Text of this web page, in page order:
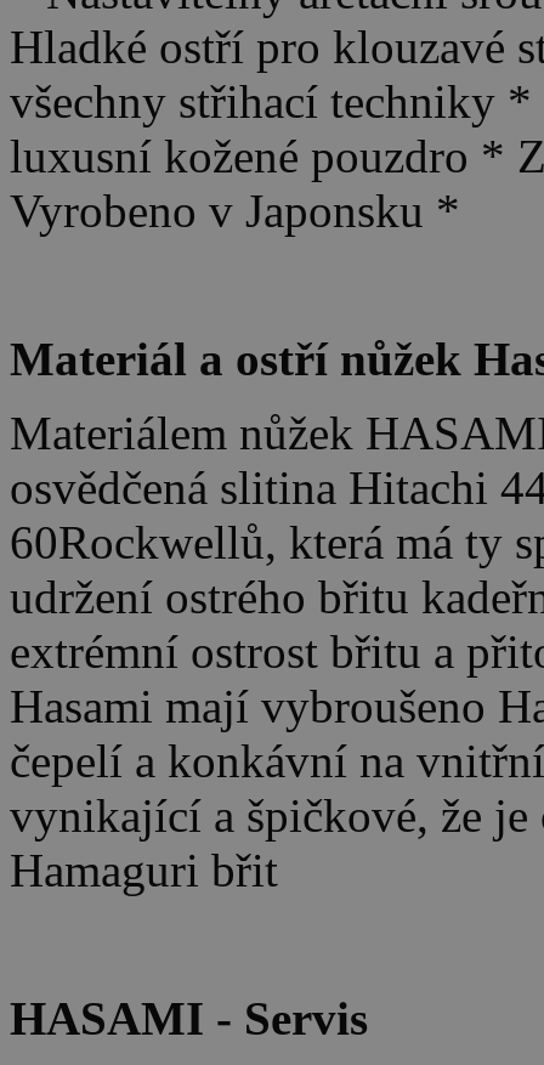
Hladké ostří pro klouzavé
všechny střihací techniky
luxusní kožené pouzdro *
Vyrobeno v Japonsku *
Materiál a ostří nůžek
Materiálem nůžek
osvědčená slitina Hitachi
60Rockwellů, která má ty
udržení ostrého břitu
extrémní ostrost břitu a
Hasami mají vybroušeno
čepelí a konkávní na
vynikající a špičkové, že je
Hamaguri břit
HASAMI - Servis